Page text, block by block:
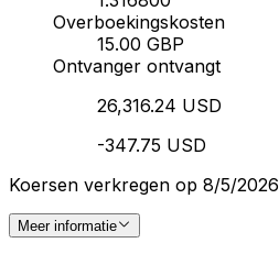
Overboekingskosten
15.00 GBP
Ontvanger ontvangt
26,316.24 USD
-347.75 USD
Koersen verkregen op 8/5/2026
Meer informatie